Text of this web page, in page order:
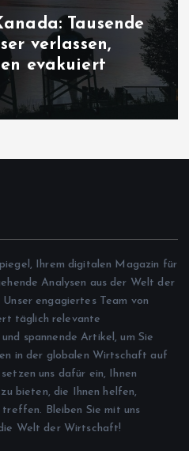
liberalen
es bum in
Ihrem digitalen Magazin für
Analysen aus der Welt der
engagiertes Team von
täglich relevante
spannende Artikel, um Sie
in der globalen Wirtschaft auf
uns dafür ein, Ihnen
bieten, die Ihnen helfen,
Bleiben Sie mit uns
Welt der Wirtschaft!